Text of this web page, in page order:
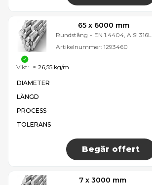
65 x 6000 mm
Rundstång - EN 1.4404, AISI 316L
Artikelnummer: 1293460
DIAMETER
LÄNGD
PROCESS
TOLERANS
Begär offert
Vikt: ≈ 26,55 kg/m
7 x 3000 mm